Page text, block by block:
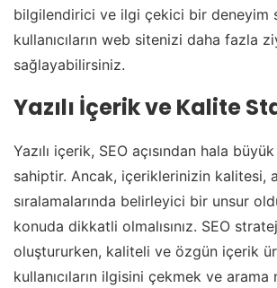
bilgilendirici ve ilgi çekici bir deneyim
kullanıcıların web sitenizi daha fazla
sağlayabilirsiniz.
Yazılı İçerik ve Kalite
Yazılı içerik, SEO açısından hala
sahiptir. Ancak, içeriklerinizin kalitesi,
sıralamalarında belirleyici bir unsur
konuda dikkatli olmalısınız. SEO
oluştururken, kaliteli ve özgün içerik
kullanıcıların ilgisini çekmek ve arama